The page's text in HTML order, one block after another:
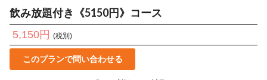
飲み放題付き《5150円》コース
5,150円 (税別)
このプランで問い合わせる